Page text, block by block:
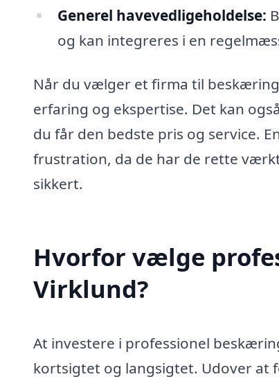
Generel havevedligeholdelse:
og kan integreres i en
Når du vælger et firma til
erfaring og ekspertise. Det kan
du får den bedste pris og service.
frustration, da de har de rette
sikkert.
Hvorfor vælge
Virklund?
At investere i professionel
kortsigtet og langsigtet. Udover at